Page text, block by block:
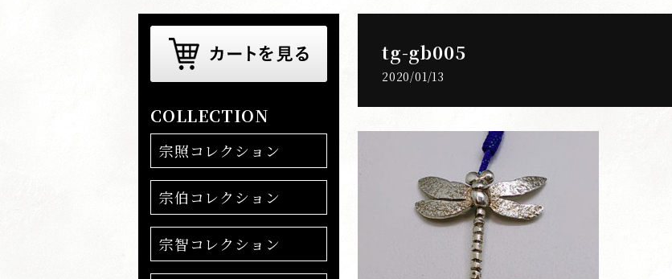
tg-gb005
2020/01/13
COLLECTION
宗照コレクション
宗伯コレクション
宗智コレクション